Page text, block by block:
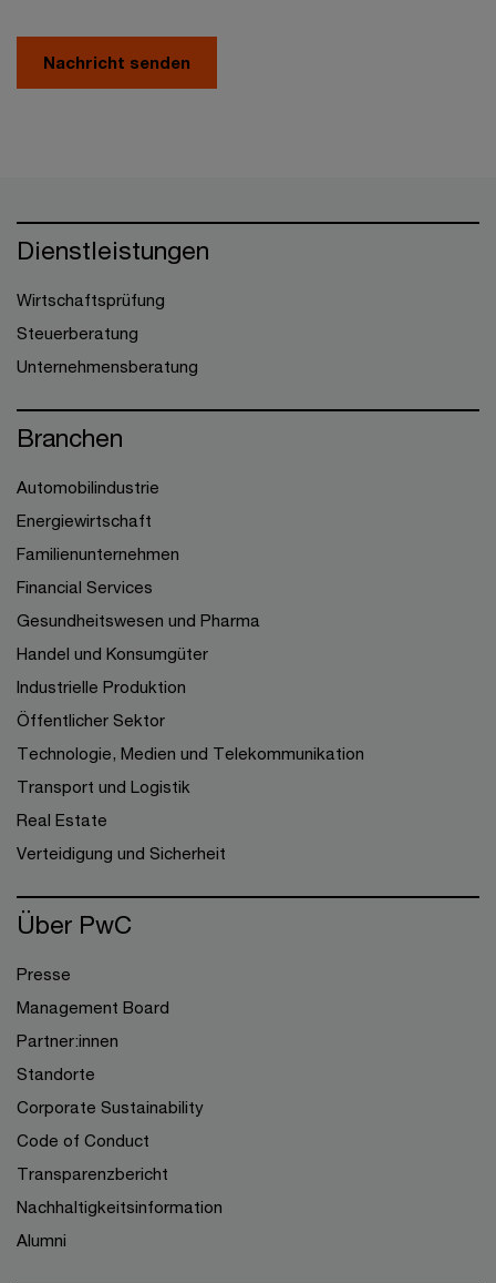
Nachricht senden
Dienstleistungen
Wirtschaftsprüfung
Steuerberatung
Unternehmensberatung
Branchen
Automobilindustrie
Energiewirtschaft
Familienunternehmen
Financial Services
Gesundheitswesen und Pharma
Handel und Konsumgüter
Industrielle Produktion
Öffentlicher Sektor
Technologie, Medien und Telekommunikation
Transport und Logistik
Real Estate
Verteidigung und Sicherheit
Über PwC
Presse
Management Board
Partner:innen
Standorte
Corporate Sustainability
Code of Conduct
Transparenzbericht
Nachhaltigkeitsinformation
Alumni